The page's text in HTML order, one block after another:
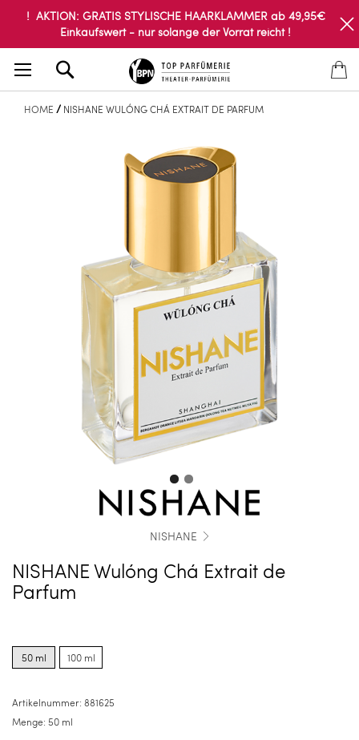
! AKTION: GRATIS STYLISCHE HAARKLAMMER ab 49,95€
Einkaufswert - nur solange der Vorrat reicht !
HOME NISHANE WULÓNG CHÁ EXTRAIT DE PARFUM
NISHANE
NISHANE Wulóng Chá Extrait de
Parfum
options
for50 ml
options
for
100 ml
Artikelnummer: 881625
Menge: 50 ml